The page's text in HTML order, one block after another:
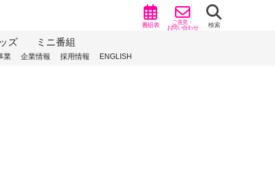
番組表 ご意見・
お問い合わせ 検索
ズ ミニ番組
業 企業情報 採用情報 ENGLISH